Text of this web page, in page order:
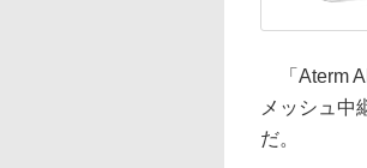
「Aterm
メッシュ中
だ。